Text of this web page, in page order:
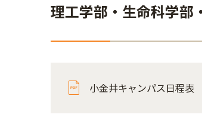
理工学部・生命科学部
小金井キャンパス日程表